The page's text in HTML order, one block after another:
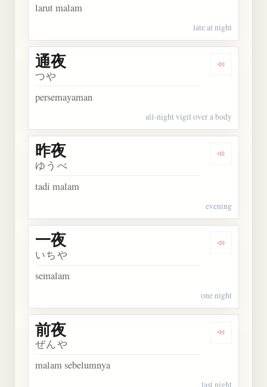
larut malam
late at night
Dengarkan
通夜
つや
persemayaman
all-night vigil over a body
Dengarkan
昨夜
ゆうべ
tadi malam
evening
Dengarkan
一夜
いちや
semalam
one night
Dengarkan
前夜
ぜんや
malam sebelumnya
last night